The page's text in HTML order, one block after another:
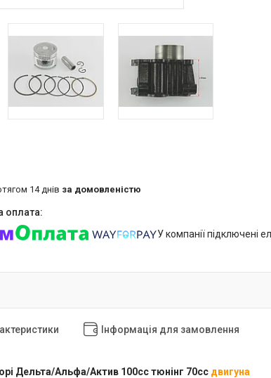
14 днів за домовленістю
У компанії підключені
Інформація для замовлення
Дельта/Альфа/Актив 100сс тюнінг 70cc двигуна